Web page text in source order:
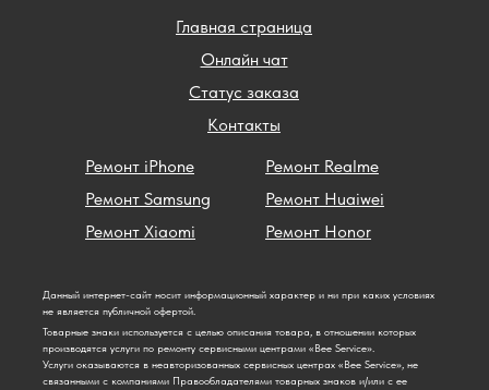
Главная страница
Контакты
Статус заказа
Ремонт iPhone
Ремонт Samsung
Ремонт Xiaomi
Ремонт Realme
Ремонт Huaiwei
Ремонт Honor
Товарные знаки используется с целью описания товара, в отношении которых
производятся услуги по ремонту сервисными центрами «Bee Service».
Услуги оказываются в неавторизованных сервисных центрах «Bee Service», не
связанными с компаниями Правообладателями товарных знаков и/или с ее
Данный интернет-сайт носит информационный характер и ни при каких условиях
не является публичной офертой.
Онлайн чат